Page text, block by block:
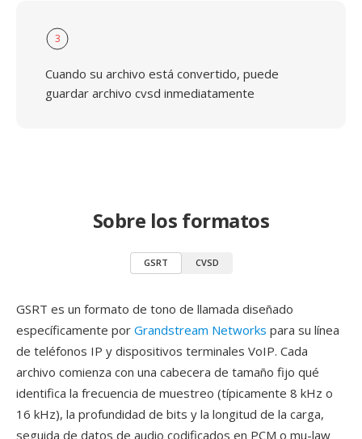
3
Cuando su archivo está convertido, puede
guardar archivo cvsd inmediatamente
Sobre los formatos
GSRT CVSD
GSRT es un formato de tono de llamada diseñado
específicamente por Grandstream Networks para su línea
de teléfonos IP y dispositivos terminales VoIP. Cada
archivo comienza con una cabecera de tamaño fijo qué
identifica la frecuencia de muestreo (típicamente 8 kHz o
16 kHz), la profundidad de bits y la longitud de la carga,
seguida de datos de audio codificados en PCM o mu-law